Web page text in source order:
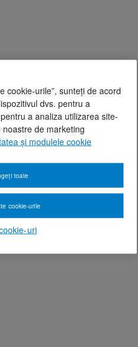
cookie-urile”, sunteți de acord
dvs. pentru a
a analiza utilizarea site-
de marketing
și modulele cookie
uri
toate
cookie-urile